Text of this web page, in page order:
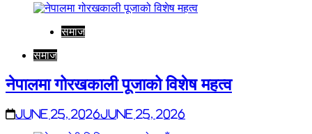
समाज
समाज
नेपालमा गोरखकाली पूजाको विशेष महत्व
June 25, 2026June 25, 2026